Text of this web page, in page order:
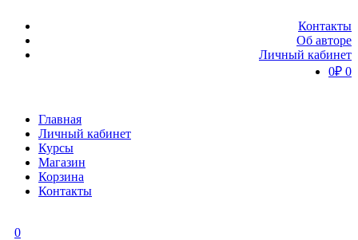
Контакты
Об авторе
Личный кабинет
0₽ 0
Главная
Личный кабинет
Курсы
Магазин
Корзина
Контакты
0